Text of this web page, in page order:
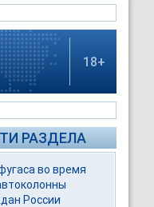
18+
РАЗДЕЛА
во время
России